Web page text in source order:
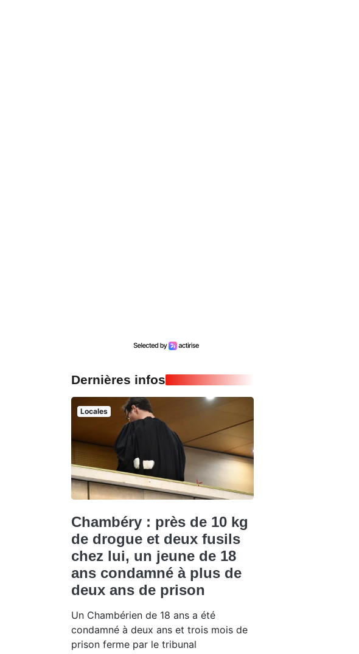
Dernières infos
Locales
Chambéry : près de 10 kg
de drogue et deux fusils
chez lui, un jeune de 18
ans condamné à plus de
deux ans de prison
Un Chambérien de 18 ans a été
condamné à deux ans et trois mois de
prison ferme par le tribunal